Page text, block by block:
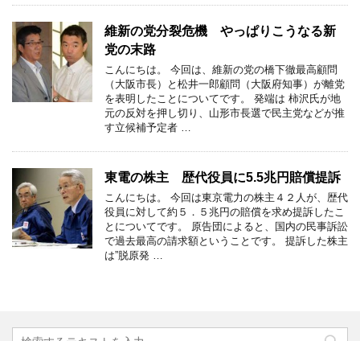
維新の党分裂危機 やっぱりこうなる新
党の末路
こんにちは。 今回は、維新の党の橋下徹最高顧問
（大阪市長）と松井一郎顧問（大阪府知事）が離党
を表明したことについてです。 発端は 柿沢氏が地
元の反対を押し切り、山形市長選で民主党などが推
す立候補予定者 …
東電の株主 歴代役員に5.5兆円賠償提訴
こんにちは。 今回は東京電力の株主４２人が、歴代
役員に対して約５．５兆円の賠償を求め提訴したこ
とについてです。 原告団によると、国内の民事訴訟
で過去最高の請求額ということです。 提訴した株主
は”脱原発 …